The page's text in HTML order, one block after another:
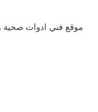
موقع فني ادوات صحية